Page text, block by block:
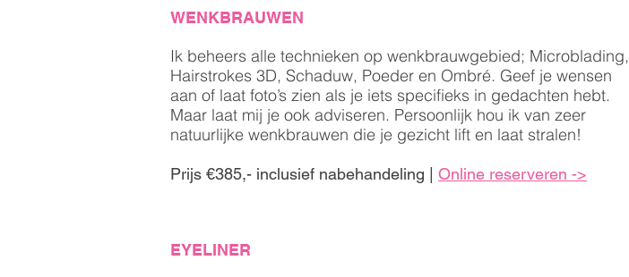
WENKBRAUWEN
Ik beheers alle technieken op wenkbrauwgebied; Microblading,
Hairstrokes 3D, Schaduw, Poeder en Ombré. Geef je wensen
aan of laat foto’s zien als je iets specifieks in gedachten hebt.
Maar laat mij je ook adviseren. Persoonlijk hou ik van zeer
natuurlijke wenkbrauwen die je gezicht lift en laat stralen!
Prijs €385,- inclusief nabehandeling | Online reserveren ->
EYELINER